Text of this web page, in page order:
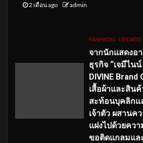
2 เดือน ago admin
FASHION UPDATE
จากนักแสดงอ
ธุรกิจ “เจมีไน
DIVINE
เสื้อผ้าและสิน
สะท้อนบุคลิกแ
เจ้าตัว ผสานค
แฝงไปด้วยคว
ขอติดแกลมแล